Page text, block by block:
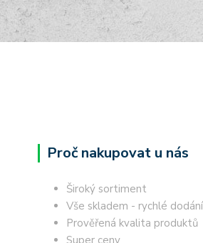
Proč nakupovat u nás
Široký sortiment
Vše skladem - rychlé dodání
Prověřená kvalita produktů
Super ceny